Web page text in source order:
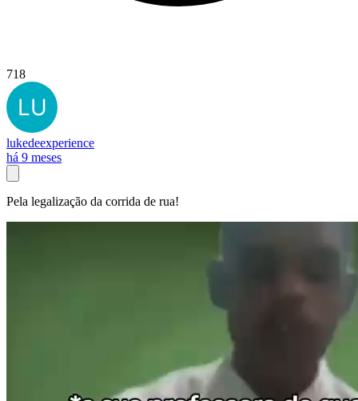
718
lukedeexperience
há 9 meses
Pela legalização da corrida de rua!